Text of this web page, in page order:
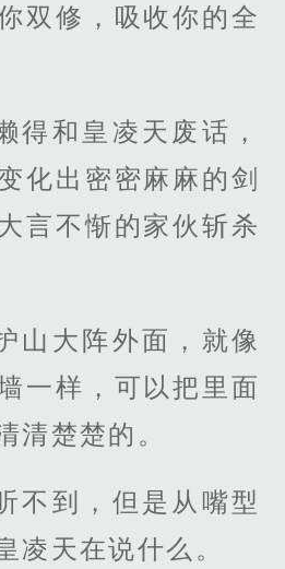
双修，吸收你的全
得和皇凌天废话，
化出密密麻麻的剑
言不惭的家伙斩杀
山大阵外面，就像
一样，可以把里面
清楚楚的。
不到，但是从嘴型
凌天在说什么。